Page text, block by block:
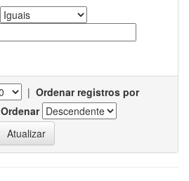
| Ordenar registros por
Ordenar